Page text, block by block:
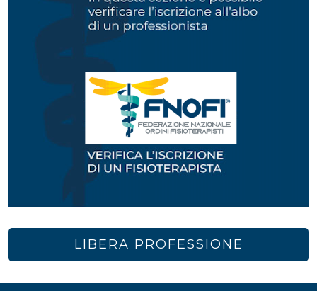
LIBERA PROFESSIONE